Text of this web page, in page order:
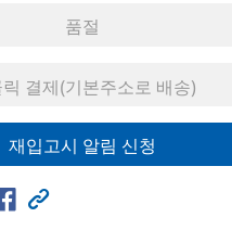
품절
결제(기본주소로 배송)
재입고시 알림 신청